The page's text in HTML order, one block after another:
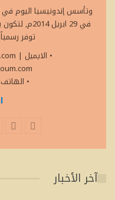
في 29 ابريل
توفر
• الايميل |
• الهاتف: 3764-1100-
آخر الأخبار